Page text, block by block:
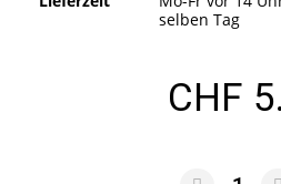
selben Tag
CHF